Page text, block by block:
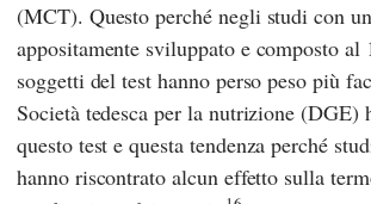
(MCT). Questo perché negli studi con
appositamente sviluppato e composto
soggetti del test hanno perso peso più
Società tedesca per la nutrizione (DGE)
questo test e questa tendenza perché
hanno riscontrato alcun effetto sulla